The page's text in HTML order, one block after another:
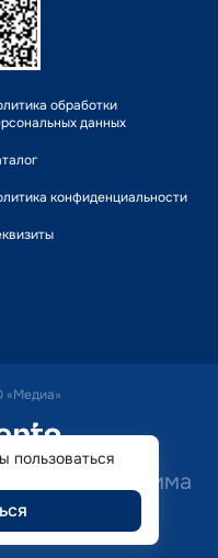
обработки
данных
конфиденциальности
Необходима
пользоваться